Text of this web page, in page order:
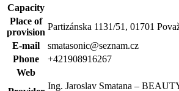
Capacity
Place of
provision
Partizánska 1131/51, 01701
E-mail
smatasonic@seznam.cz
Phone
+421908916267
Web
Ing. Jaroslav Smatana –